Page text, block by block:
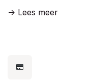
-> Lees meer